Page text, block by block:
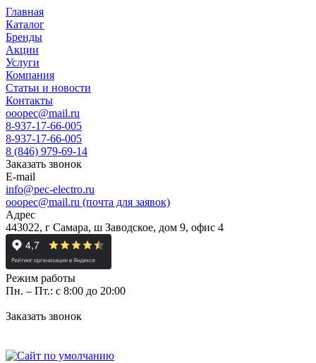
Главная
Каталог
Бренды
Акции
Услуги
Компания
Статьи и новости
Контакты
ooopec@mail.ru
8-937-17-66-005
8-937-17-66-005
8 (846) 979-69-14
Заказать звонок
E-mail
info@pec-electro.ru
ooopec@mail.ru (почта для заявок)
Адрес
443022, г Самара, ш Заводское, дом 9, офис 4
Режим работы
Пн. – Пт.: с 8:00 до 20:00
Заказать звонок